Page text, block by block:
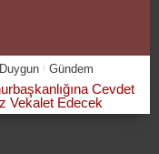
Gündem
Cevdet
Vekalet Edecek